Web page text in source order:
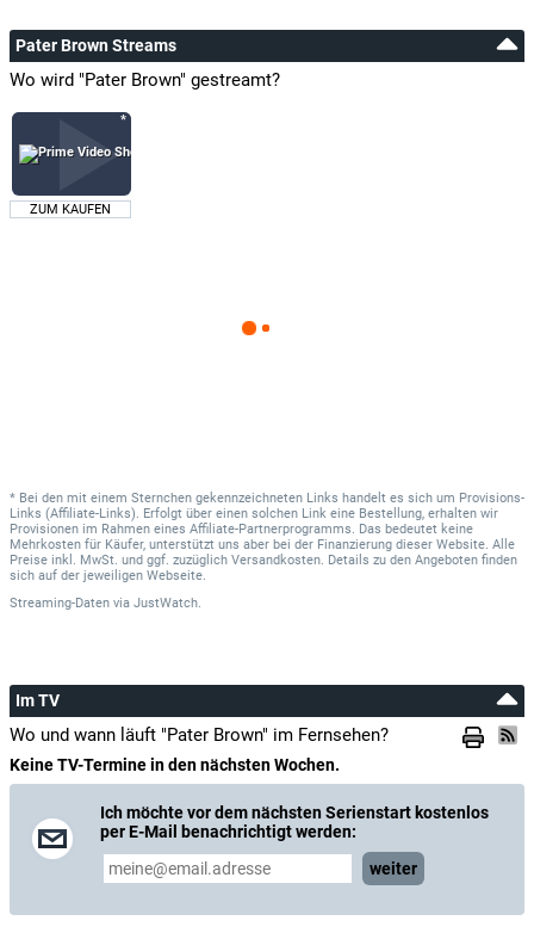
Pater Brown Streams
Wo wird "Pater Brown" gestreamt?
ZUM KAUFEN
* Bei den mit einem Sternchen gekennzeichneten Links handelt es sich um Provisions-
Links (Affiliate-Links). Erfolgt über einen solchen Link eine Bestellung, erhalten wir
Provisionen im Rahmen eines Affiliate-Partnerprogramms. Das bedeutet keine
Mehrkosten für Käufer, unterstützt uns aber bei der Finanzierung dieser Website. Alle
Preise inkl. MwSt. und ggf. zuzüglich Versandkosten. Details zu den Angeboten finden
sich auf der jeweiligen Webseite.
Streaming-Daten via JustWatch.
Im TV
Wo und wann läuft "Pater Brown" im Fernsehen?
Keine TV-Termine in den nächsten Wochen.
Ich möchte vor dem nächsten Serienstart kostenlos
per E-Mail benachrichtigt werden:
weiter